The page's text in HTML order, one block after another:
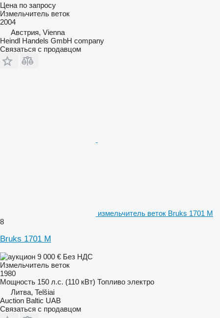
Цена по запросу
Измельчитель веток
2004
Австрия, Vienna
Heindl Handels GmbH company
Связаться с продавцом
измельчитель веток Bruks 1701 M
8
Bruks 1701 M
9 000 € Без НДС
Измельчитель веток
1980
Мощность 150 л.с. (110 кВт) Топливо электро
Литва, Telšiai
Auction Baltic UAB
Связаться с продавцом